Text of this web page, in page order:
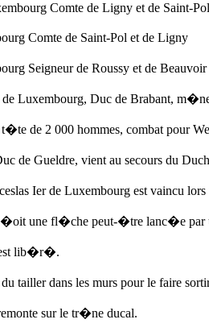
Comte de Ligny et de Saint-
Comte de Saint-Pol et de Ligny
Seigneur de Roussy et de Beauvoir
de Luxembourg, Duc de Brabant,
de 2 000 hommes, combat pour
de Gueldre, vient au secours du
Ier de Luxembourg est vaincu
une fl�che peut-�tre lanc�e par
est lib�r�.
tailler dans les murs pour le faire
sur le tr�ne ducal.